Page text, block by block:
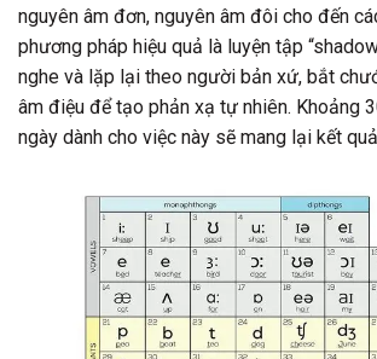
nguyên âm đơn, nguyên âm đôi cho đến
phương pháp hiệu quả là luyện tập
nghe và lặp lại theo người bản xứ, bắt
âm điệu để tạo phản xạ tự nhiên. Khoảng
ngày dành cho việc này sẽ mang lại kết